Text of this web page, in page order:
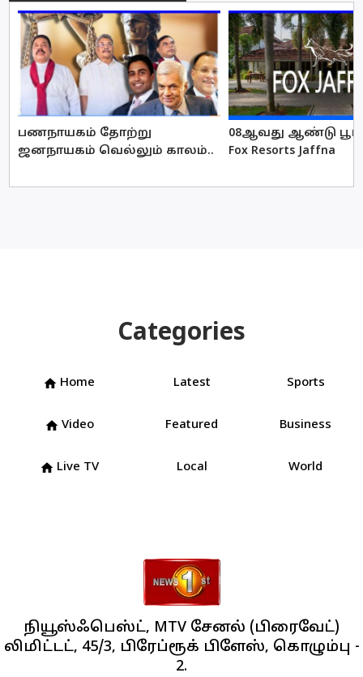
பணநாயகம் தோற்று
ஜனநாயகம் வெல்லும் காலம்..
08ஆவது ஆண்டு
Fox Resorts Jaffna
நியூஸ்ஃபெஸ்ட், MTV சேனல் (பிரைவேட்)
லிமிட்டட், 45/3, பிரேப்ரூக் பிளேஸ், கொழும்பு -
2.
Categories
home Home Latest Sports
home Video Featured Business
home Live TV Local World